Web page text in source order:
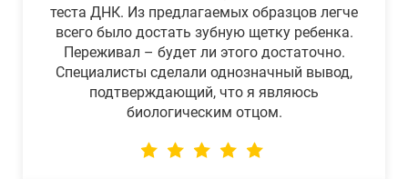
теста ДНК. Из предлагаемых образцов легче
всего было достать зубную щетку ребенка.
Переживал – будет ли этого достаточно.
Специалисты сделали однозначный вывод,
подтверждающий, что я являюсь
биологическим отцом.